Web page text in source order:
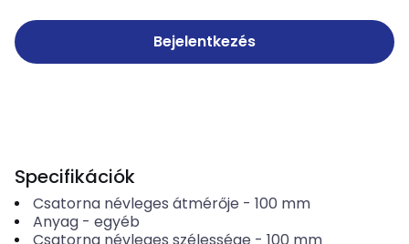
Bejelentkezés
Specifikációk
Csatorna névleges átmérője - 100 mm
Anyag- egyéb